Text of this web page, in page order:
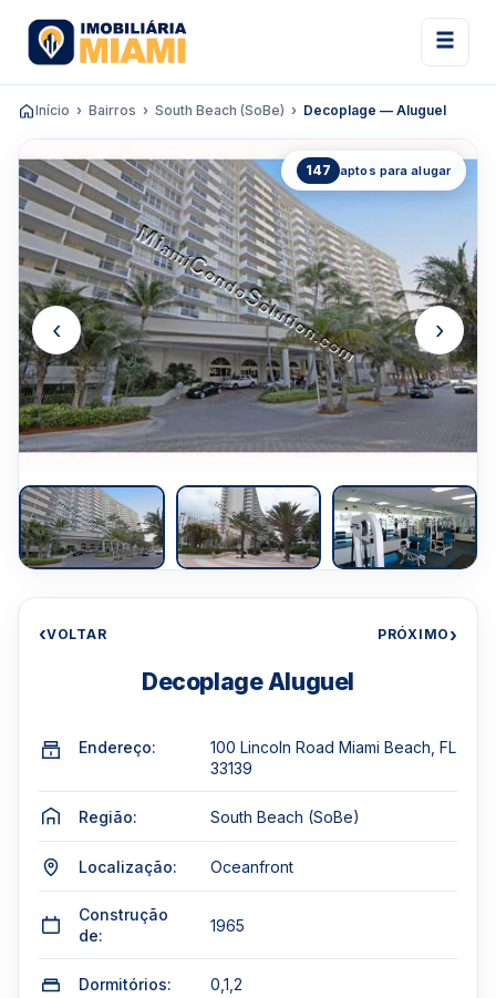
Início Bairros South Beach (SoBe) Decoplage — Aluguel
147 aptos para alugar
‹ ›
‹VOLTAR PRÓXIMO›
Decoplage Aluguel
Endereço:
100 Lincoln Road Miami Beach, FL
33139
Região: South Beach (SoBe)
Localização: Oceanfront
Construção
de:
1965
Dormitórios: 0,1,2